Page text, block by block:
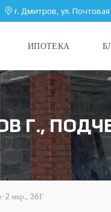
г. Дмитров, ул. Почтовая
ИПОТЕКА
Г.,
2 мкр., 36Г